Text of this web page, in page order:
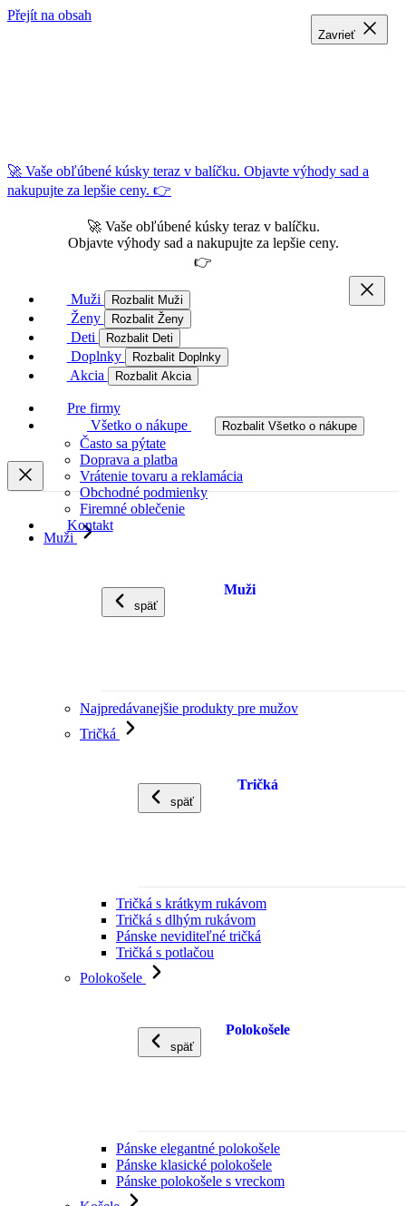
Přejít na obsah
🚀 Vaše obľúbené kúsky teraz v balíčku. Objavte výhody sad a
nakupujte za lepšie ceny. 👉
🚀 Vaše obľúbené kúsky teraz v balíčku.
Objavte výhody sad a nakupujte za lepšie ceny.
👉
Muži Rozbalit Muži
Ženy Rozbalit Ženy
Deti Rozbalit Deti
Doplnky Rozbalit Doplnky
Akcia Rozbalit Akcia
Pre firmy
Všetko o nákupe
Rozbalit Všetko o nákupe
Často sa pýtate
Doprava a platba
Vrátenie tovaru a reklamácia
Obchodné podmienky
Firemné oblečenie
Kontakt
Muži
späť
Muži
Najpredávanejšie produkty pre mužov
Tričká
späť
Tričká
Tričká s krátkym rukávom
Tričká s dlhým rukávom
Pánske neviditeľné tričká
Tričká s potlačou
Polokošele
späť
Polokošele
Pánske elegantné polokošele
Pánske klasické polokošele
Pánske polokošele s vreckom
Zavrieť
Zavrieť
Zavrieť